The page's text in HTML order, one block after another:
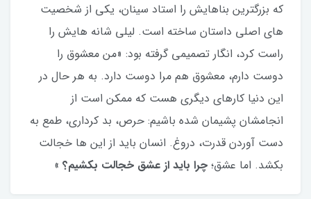
که بزرگترین بناهایش را استاد سینان، یکی از شخصیت
های اصلی داستان ساخته است. لیلی شانه هایش را
راست کرد، انگار تصمیمی گرفته بود: «من معشوق را
دوست دارم، معشوق هم مرا دوست دارد. به هر حال در
این دنیا کارهای دیگری هست که ممکن است از
انجامشان پشیمان شده باشیم: حرص، بد کرداری، طمع به
دست آوردن قدرت، دروغ. انسان باید از این ها خجالت
بکشد. اما عشق؛ چرا باید از عشق خجالت بکشیم؟ »